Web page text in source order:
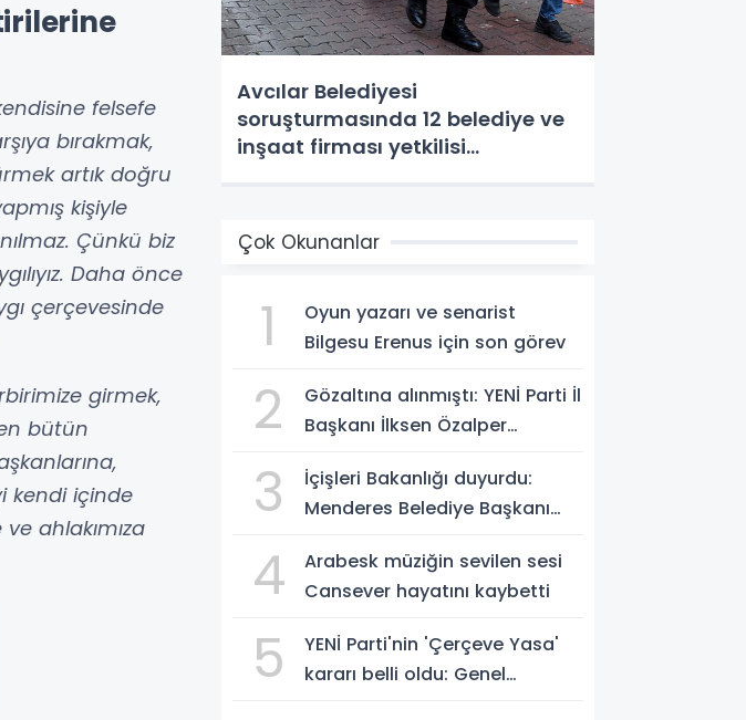
felsefe
bırakmak,
artık doğru
kişiyle
Çünkü biz
Daha önce
çerçevesinde
girmek,
bütün
kendi içinde
ahlakımıza
Avcılar Belediyesi
soruşturmasında 12 belediye ve
inşaat firması yetkilisi
Çok Okunanlar
1
Oyun yazarı ve senarist
Bilgesu Erenus için son görev
2
Gözaltına alınmıştı: YENİ Parti İl
Başkanı İlksen Özalper
3
İçişleri Bakanlığı duyurdu:
Menderes Belediye Başkanı
4
Arabesk müziğin sevilen sesi
Cansever hayatını kaybetti
5
YENİ Parti'nin 'Çerçeve Yasa'
kararı belli oldu: Genel